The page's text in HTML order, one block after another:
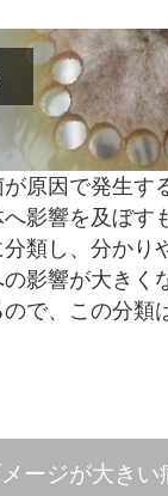
原因で発生す
影響を及ぼす
類し、分かり
影響が大きく
で、この分類
ージが大きい